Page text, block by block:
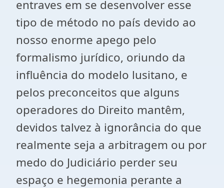
entraves em se desenvolver esse
tipo de método no país devido ao
nosso enorme apego pelo
formalismo jurídico, oriundo da
influência do modelo lusitano, e
pelos preconceitos que alguns
operadores do Direito mantêm,
devidos talvez à ignorância do que
realmente seja a arbitragem ou por
medo do Judiciário perder seu
espaço e hegemonia perante a